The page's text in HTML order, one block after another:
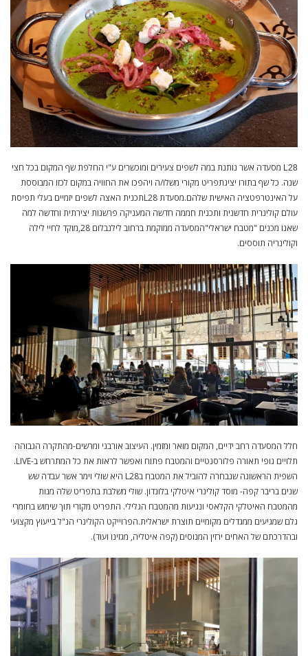
L28 מסעדה אשר נותנת במה לשפים צעירים ומוכשרים ע"י החלפת שף המקום בכל חצי
שנה. כל שף בתורו יציגתפריט מקורי משלו/ה ויהפכו את החוויה במקום לכזו המבוססת
על האינטרפטציה האישית שלהם.מסעדת L28תכנית האצה לשפים יזמיים בעלי תפיסת
עולם קולינרית חדשנית ותכנית חממה חדשה המעניקה פרשנות יצירתית וחדשה למה
שאנו מכנים "מטבח ישראלי"המסעדה ממוקמת ברחוב לילנבלום 28,מוקד לחיי לילה
וקולינריה תוססים.
חלל המסעדה רחב ידיים, המקום מואר ומזמין. העיצוב אורבני ומרשים-מהתקרה הגבוהה
תלויים גופי תאורה פלורסנטיים והמטבח פתוח ואפשר לראות את כל המתרחש ב-LIVE.
השפית הראשונה שנבחרה להוביל את המטבח בL28 היא שולי וימר אשר עבדה שש
שנים בריבר קפה- מוסד קולינרי איטלקי בלונדון. שולי משלבת בתפריט שלה מנות
מהמטבח האיטלקי הקלאסי ונגיעות מהמטבח הגלילי. התפריט מקורי תוך שימוש בחומרי
גלם שמגיעים ממגדלים מקומיים תוצרת ישראלית.הפרוייקט הקולינרי הנ"ל בייעוץ מקצועי
ובהדרכתם של האחים ירזין המנוסים (קפה איטליה, מגזינו ועוד).